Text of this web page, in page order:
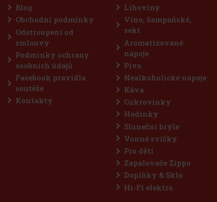
Tato výjimečná vínovice pochází z oblasti, kde příroda a réva tvoří
dokonalou harmonii. Ocenění: Raspenava Wine Spirit Pál
723Kč bez DPH 875 Kč
Do košíku
Akce
FLERET Tradice Meruňkovice 40% 0,5 l
Blog
Obchodní podmínky
Odstroupení od
smlouvy
Podmínky ochrany
osobních údajů
Facebook pravidla
soutěže
Kontakty
Lihoviny
Víno, šampaňské,
sekt
Aromatizované
nápoje
Pivo
Nealkoholické nápoje
Káva
Cukrovinky
Hodinky
Sluneční brýle
Vonné svíčky
Pro děti
Zapalovače Zippo
Doplňky & Sklo
Hi-Fi elektro